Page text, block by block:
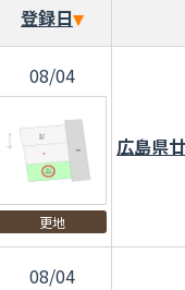
登録日
08/04
更地
広島県
08/04